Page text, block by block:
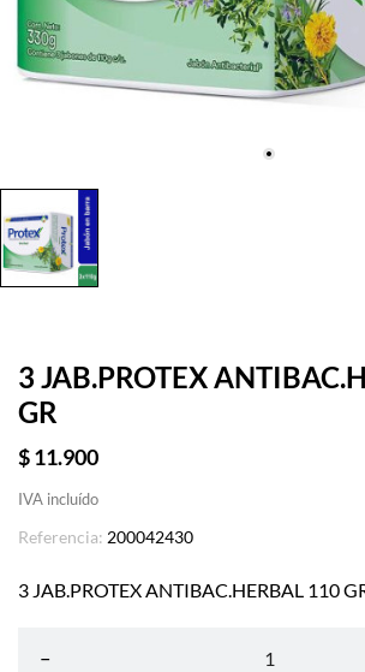
3 JAB.PROTEX
GR
$ 11.900
IVA incluído
Referencia: 200042430
3 JAB.PROTEX ANTIBAC.HERBAL 110
–